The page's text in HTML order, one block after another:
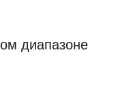
диапазоне